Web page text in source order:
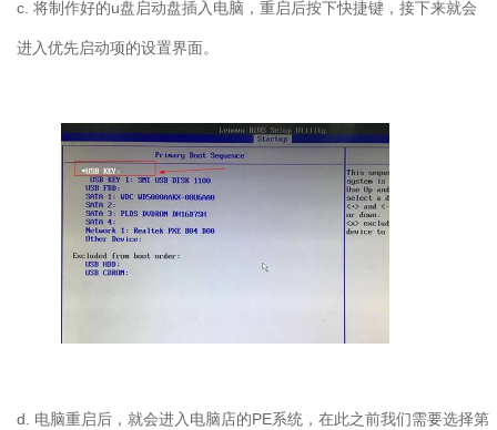
c. 将制作好的u盘启动盘插入电脑，重启后按下快捷键，接下来就会
进入优先启动项的设置界面。
d. 电脑重启后，就会进入电脑店的PE系统，在此之前我们需要选择第